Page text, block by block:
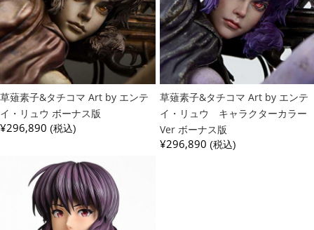
草薙素子&タチコマ Art by エンテ
イ・リュウ ボーナス版
¥296,890 (税込)
草薙素子&タチコマ Art by エンテ
イ・リュウ キャラクターカラー
Ver ボーナス版
¥296,890 (税込)